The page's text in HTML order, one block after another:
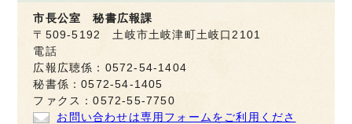
市長公室 秘書広報課
〒509-5192 土岐市土岐津町土岐口2101
電話
広報広聴係：0572-54-1404
秘書係：0572-54-1405
ファクス：0572-55-7750
お問い合わせは専用フォームをご利用くださ